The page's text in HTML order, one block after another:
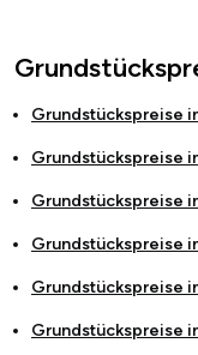
Grundstückspreise
Grundstückspreise
Grundstückspreise
Grundstückspreise
Grundstückspreise
Grundstückspreise